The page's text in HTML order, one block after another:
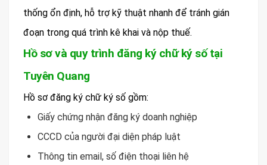
thống ổn định, hỗ trợ kỹ thuật nhanh để tránh gián
đoạn trong quá trình kê khai và nộp thuế.
Hồ sơ và quy trình đăng ký chữ ký số tại
Tuyên Quang
Hồ sơ đăng ký chữ ký số gồm:
Giấy chứng nhận đăng ký doanh nghiệp
CCCD của người đại diện pháp luật
Thông tin email, số điện thoại liên hệ